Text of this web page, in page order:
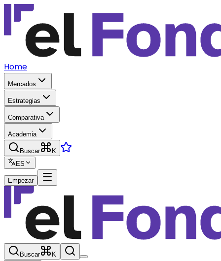
Home
Mercados
Estrategias
Comparativa
Academia
Buscar
K
ES
Empezar
Buscar K